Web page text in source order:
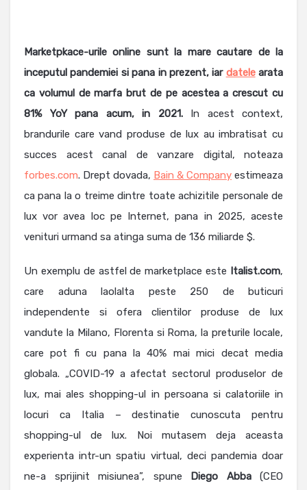
Marketpkace-urile online sunt la mare cautare de la
inceputul pandemiei si pana in prezent, iar datelearata
ca volumul de marfa brut de pe acestea a crescut cu
81% YoY pana acum, in 2021.In acest context,
brandurile care vand produse de lux au imbratisat cu
succes acest canal de vanzare digital, noteaza
forbes.com. Drept dovada, Bain & Company estimeaza
ca pana la o treime dintre toate achizitile personale de
lux vor avea loc pe Internet, pana in 2025, aceste
venituri urmand sa atinga suma de 136 miliarde $.
Un exemplu de astfel de marketplace este Italist.com,
care aduna laolalta peste 250 de buticuri
independente si ofera clientilor produse de lux
vandute la Milano, Florenta si Roma, la preturile locale,
care pot fi cu pana la 40% mai mici decat media
globala. „COVID-19 a afectat sectorul produselor de
lux, mai ales shopping-ul in persoana si calatoriile in
locuri ca Italia – destinatie cunoscuta pentru
shopping-ul de lux. Noi mutasem deja aceasta
experienta intr-un spatiu virtual, deci pandemia doar
ne-a sprijinit misiunea”, spune Diego Abba(CEO